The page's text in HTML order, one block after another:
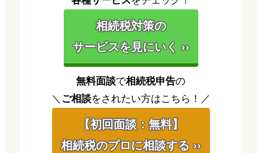
相続税対策の
サービスを見にいく ››
無料面談で相続税申告の
＼ ご相談をされたい方はこちら！／
【初回面談：無料】
相続税のプロに相談する ››